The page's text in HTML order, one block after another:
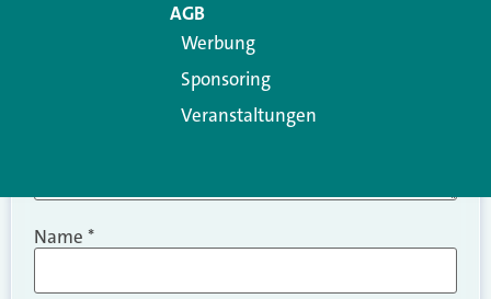
Name *
AGB
Werbung
Sponsoring
Veranstaltungen